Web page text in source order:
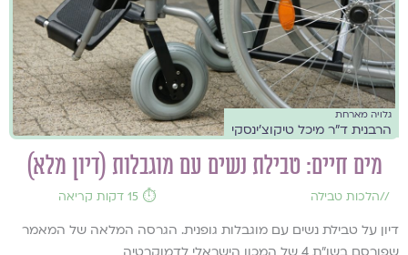
גלויה מארחת
הרבנית ד"ר מיכל טיקוצ'ינסקי
מים חיים: טבילת נשים עם מוגבלות (דיון מלא)
//הלכות טבילה ⏱️ 15 דקות קריאה
דיון על טבילת נשים עם מוגבלות גופנית. הגרסה המלאה של המאמר